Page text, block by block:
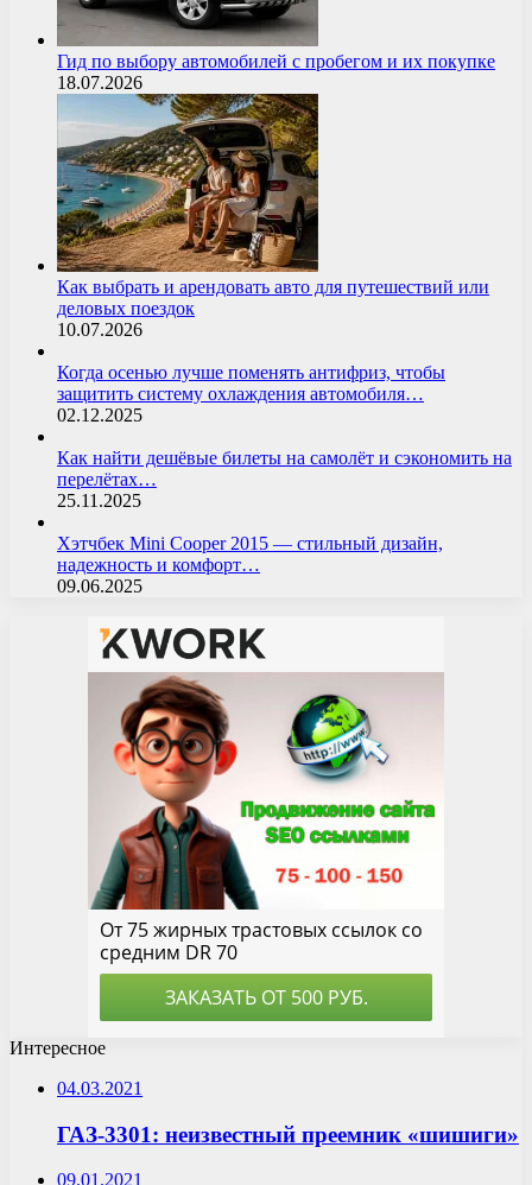
Гид по выбору автомобилей с пробегом и их покупке
18.07.2026
Как выбрать и арендовать авто для путешествий или
деловых поездок
10.07.2026
Когда осенью лучше поменять антифриз, чтобы
защитить систему охлаждения автомобиля…
02.12.2025
Как найти дешёвые билеты на самолёт и сэкономить на
перелётах…
25.11.2025
Хэтчбек Mini Cooper 2015 — стильный дизайн,
надежность и комфорт…
09.06.2025
Интересное
04.03.2021
ГАЗ-3301: неизвестный преемник «шишиги»
09.01.2021